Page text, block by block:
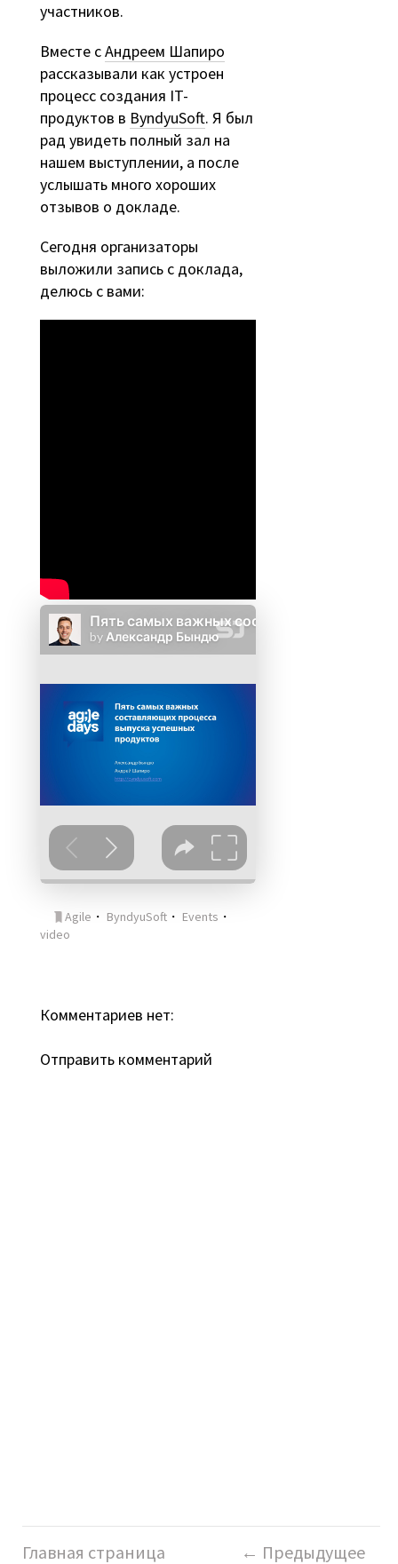
участников.
Вместе сАндреем Шапиро
рассказывали как устроен
процесс создания IT-
продуктов в ByndyuSoft. Я был
рад увидеть полный зал на
нашем выступлении, а после
услышать много хороших
отзывов о докладе.
Сегодня организаторы
выложили запись с доклада,
делюсь с вами:
Agile ・ ByndyuSoft ・ Events ・
video
Комментариев нет:
Отправить комментарий
Главная страница ← Предыдущее